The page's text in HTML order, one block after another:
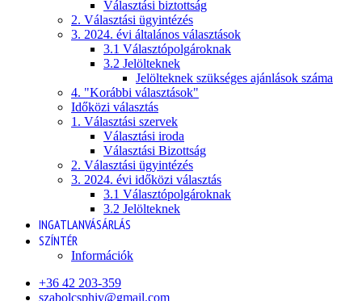
Választási biztottság
2. Választási ügyintézés
3. 2024. évi általános választások
3.1 Választópolgároknak
3.2 Jelölteknek
Jelölteknek szükséges ajánlások száma
4. "Korábbi választások"
Időközi választás
1. Választási szervek
Választási iroda
Választási Bizottság
2. Választási ügyintézés
3. 2024. évi időközi választás
3.1 Választópolgároknak
3.2 Jelölteknek
INGATLANVÁSÁRLÁS
SZÍNTÉR
Információk
+36 42 203-359
szabolcsphiv@gmail.com